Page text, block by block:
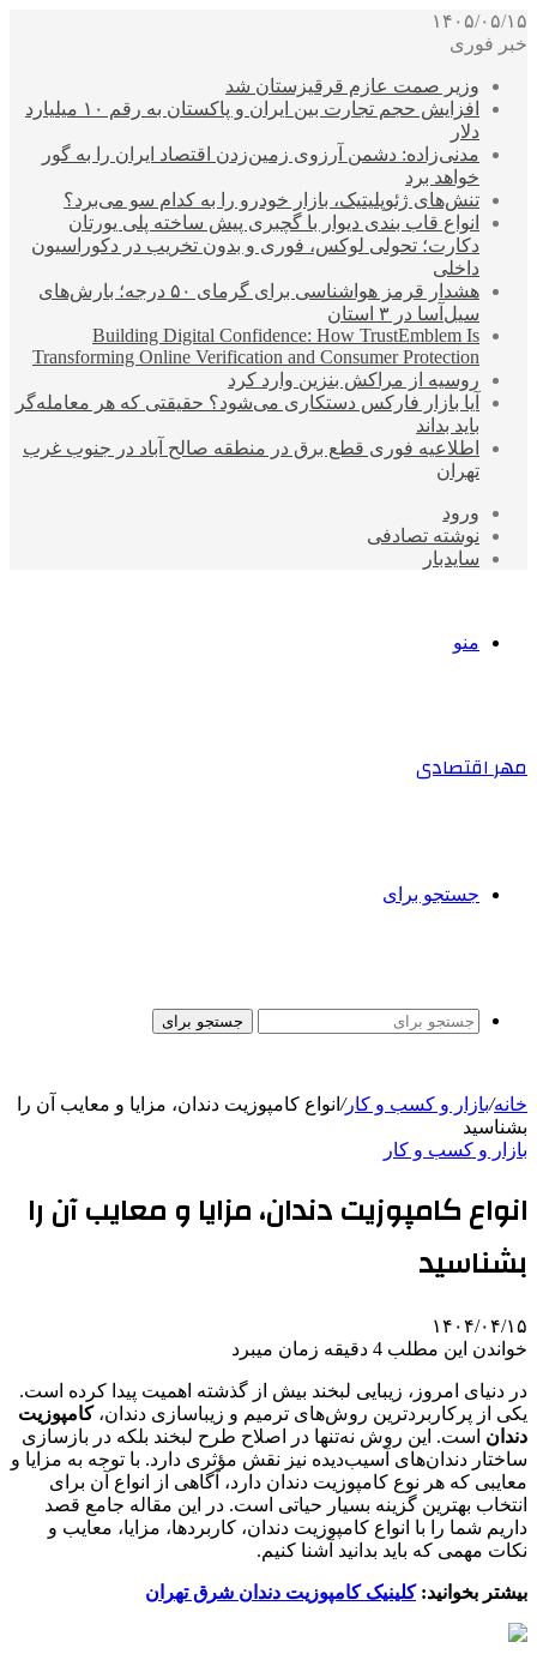
۱۴۰۵/۰۵/۱۵
خبر فوری
وزیر صمت عازم قرقیزستان شد
افزایش حجم تجارت بین ایران و پاکستان به رقم ۱۰ میلیارد
دلار
مدنی‌زاده: دشمن آرزوی زمین‌زدن اقتصاد ایران را به گور
خواهد برد
تنش‌های ژئوپلیتیک، بازار خودرو را به کدام سو می‌برد؟
انواع قاب بندی دیوار با گچبری پیش ساخته پلی یورتان
دکارت؛ تحولی لوکس، فوری و بدون تخریب در دکوراسیون
داخلی
هشدار قرمز هواشناسی برای گرمای ۵۰ درجه؛ بارش‌های
سیل‌آسا در ۳ استان
Building Digital Confidence: How TrustEmblem Is
Transforming Online Verification and Consumer Protection
روسیه از مراکش بنزین وارد کرد
آیا بازار فارکس دستکاری می‌شود؟ حقیقتی که هر معامله‌گر
باید بداند
اطلاعیه فوری قطع برق در منطقه صالح آباد در جنوب غرب
تهران
ورود
نوشته تصادفی
سایدبار
منو
مهر اقتصادی
جستجو برای
جستجو برای
خانه/بازار و کسب و کار/ انواع کامپوزیت دندان، مزایا و معایب آن را
بشناسید
بازار و کسب و کار
انواع کامپوزیت دندان، مزایا و معایب آن را
بشناسید
۱۴۰۴/۰۴/۱۵
خواندن این مطلب 4 دقیقه زمان میبرد
در دنیای امروز، زیبایی لبخند بیش از گذشته اهمیت پیدا کرده است.
یکی از پرکاربردترین روش‌های ترمیم و زیباسازی دندان،کامپوزیت
دندان است. این روش نه‌تنها در اصلاح طرح لبخند بلکه در بازسازی
ساختار دندان‌های آسیب‌دیده نیز نقش مؤثری دارد. با توجه به مزایا و
معایبی که هر نوع کامپوزیت دندان دارد، آگاهی از انواع آن برای
انتخاب بهترین گزینه بسیار حیاتی است. در این مقاله جامع قصد
داریم شما را با انواع کامپوزیت دندان، کاربردها، مزایا، معایب و
نکات مهمی که باید بدانید آشنا کنیم.
بیشتر بخوانید:کلینیک کامپوزیت دندان شرق تهران